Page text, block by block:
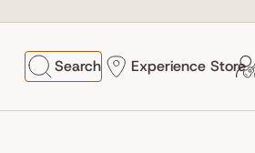
Search Experience Store